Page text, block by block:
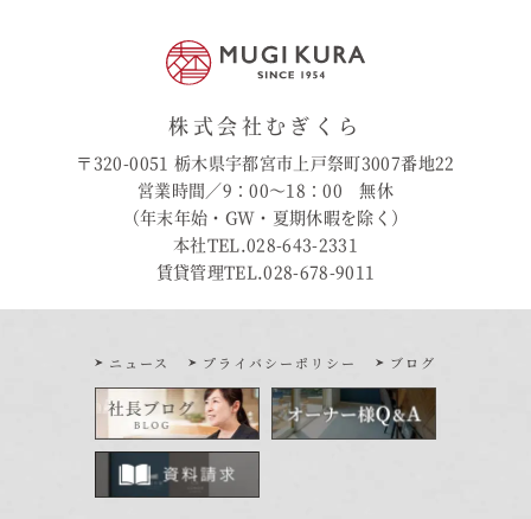
株式会社むぎくら
〒320-0051 栃木県宇都宮市上戸祭町3007番地22
営業時間／9：00〜18：00 無休
（年末年始・GW・夏期休暇を除く）
本社TEL.028-643-2331
賃貸管理TEL.028-678-9011
ニュース プライバシーポリシー ブログ